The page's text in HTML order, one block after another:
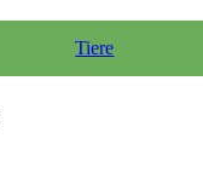
Tiere